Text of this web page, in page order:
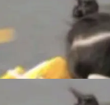
系统"...
按钮中添加
server：
件 Edit boo
图像转换为
加一个按
一个平庸的
发布七年
从数据
跨平台五个
象深刻的一
据库工具，适
26.1.4